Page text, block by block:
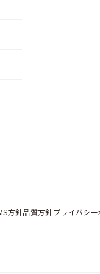
方針品質方針プライバシ